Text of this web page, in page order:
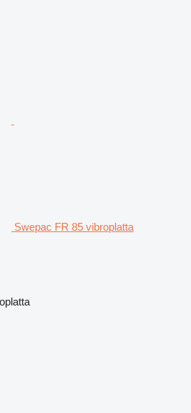
Swepac FR 85 vibroplatta